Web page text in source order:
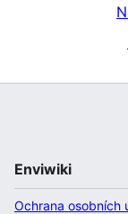
Enviwiki
Ochrana osobních